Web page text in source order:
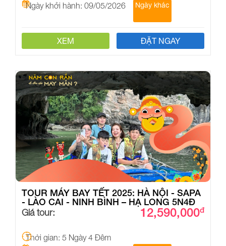
Ngày khởi hành: 09/05/2026
Ngày khác
XEM ĐẶT NGAY
TOUR MÁY BAY TẾT 2025: HÀ NỘI - SAPA
- LÀO CAI - NINH BÌNH – HẠ LONG 5N4Đ
Giá tour: 12,590,000đ
Thời gian: 5 Ngày 4 Đêm